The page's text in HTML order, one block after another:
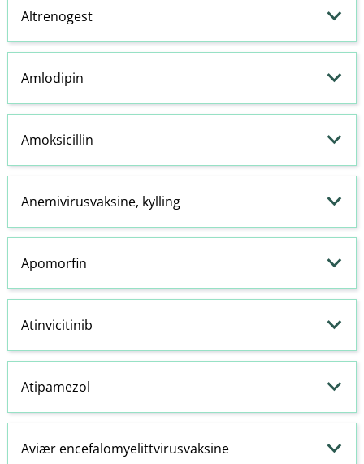
Altrenogest
Amlodipin
Amoksicillin
Anemivirusvaksine, kylling
Apomorfin
Atinvicitinib
Atipamezol
Aviær encefalomyelittvirusvaksine